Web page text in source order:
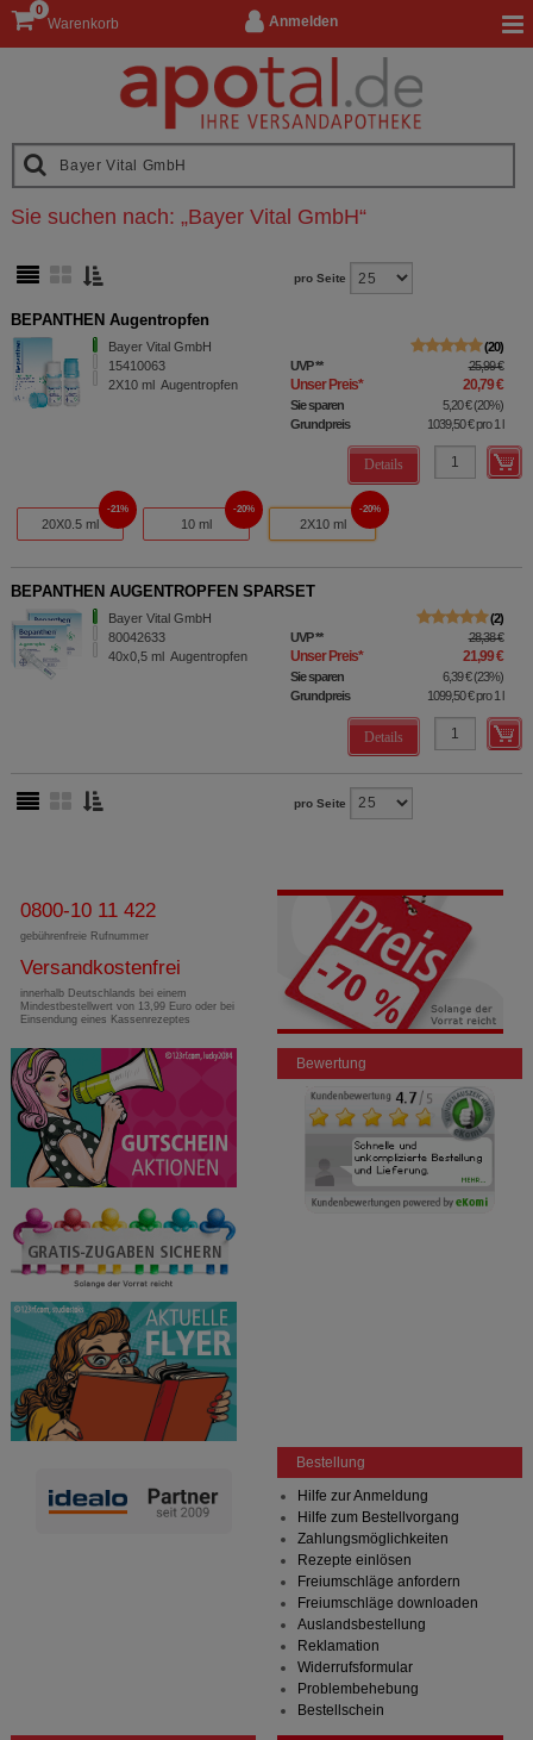
Anmelden
Warenkorb
0
Sie suchen nach: „Bayer Vital GmbH“
pro Seite
BEPANTHEN Augentropfen
Bayer Vital GmbH
15410063
2X10 ml Augentropfen
20
UVP** 25,99 €
Unser Preis* 20,79 €
Sie sparen 5,20 €(20%)
Grundpreis
1039,50 €pro 1 l
Details
20X0.5 ml
21%
10 ml
20%
2X10 ml
20%
BEPANTHEN AUGENTROPFEN SPARSET
Bayer Vital GmbH
80042633
40x0,5 ml Augentropfen
2
UVP** 28,38 €
Unser Preis* 21,99 €
Sie sparen 6,39 €(23%)
Grundpreis
1099,50 €pro 1 l
Details
pro Seite
0800-10 11 422
gebührenfreie Rufnummer
Versandkostenfrei
innerhalb Deutschlands bei einem
Mindestbestellwert von 13,99 Euro oder bei
Einsendung eines Kassenrezeptes
Bewertung
Bestellung
Hilfe zur Anmeldung
Hilfe zum Bestellvorgang
Zahlungsmöglichkeiten
Rezepte einlösen
Freiumschläge anfordern
Freiumschläge downloaden
Auslandsbestellung
Reklamation
Widerrufsformular
Problembehebung
Bestellschein